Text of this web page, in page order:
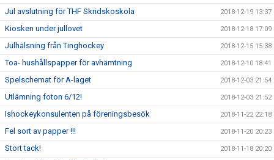
Jul avslutning för THF Skridskoskola 2018-12-19 13:37
Kiosken under jullovet 2018-12-18 17:09
Julhälsning från Tinghockey 2018-12-15 15:38
Toa- hushållspapper för avhämtning 2018-12-10 18:41
Spelschemat för A-laget 2018-12-03 21:54
Utlämning foton 6/12! 2018-12-03 21:52
Ishockeykonsulenten på föreningsbesök 2018-11-22 22:18
Fel sort av papper !!! 2018-11-20 20:23
Stort tack! 2018-11-18 20:20